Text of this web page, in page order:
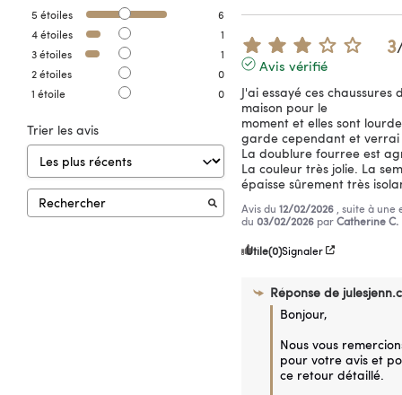
5 étoiles
6
4étoiles
1
3étoiles
1
2étoiles
0
1 étoile 0
Trier les avis
3
Avis vérifié
J'ai essayé ces chaussures
maison pour le
moment et elles sont
garde cependant et verrai
La doublure fourree est
La couleur très jolie. La
épaisse sûrement très
Avis du 12/02/2026 , suite à
du 03/02/2026 parCatherine C.
Utile(0)Signaler
Réponse de
Bonjour,
Nous vous
pour votre avis et
ce retour détaillé.